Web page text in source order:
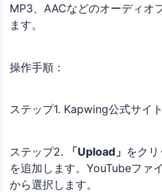
MP3、AACなどのオーディオ
ます。
操作手順：
ステップ1. Kapwing公式サイ
ステップ2. 「Upload」 をク
を追加します。YouTubeファ
から選択します。